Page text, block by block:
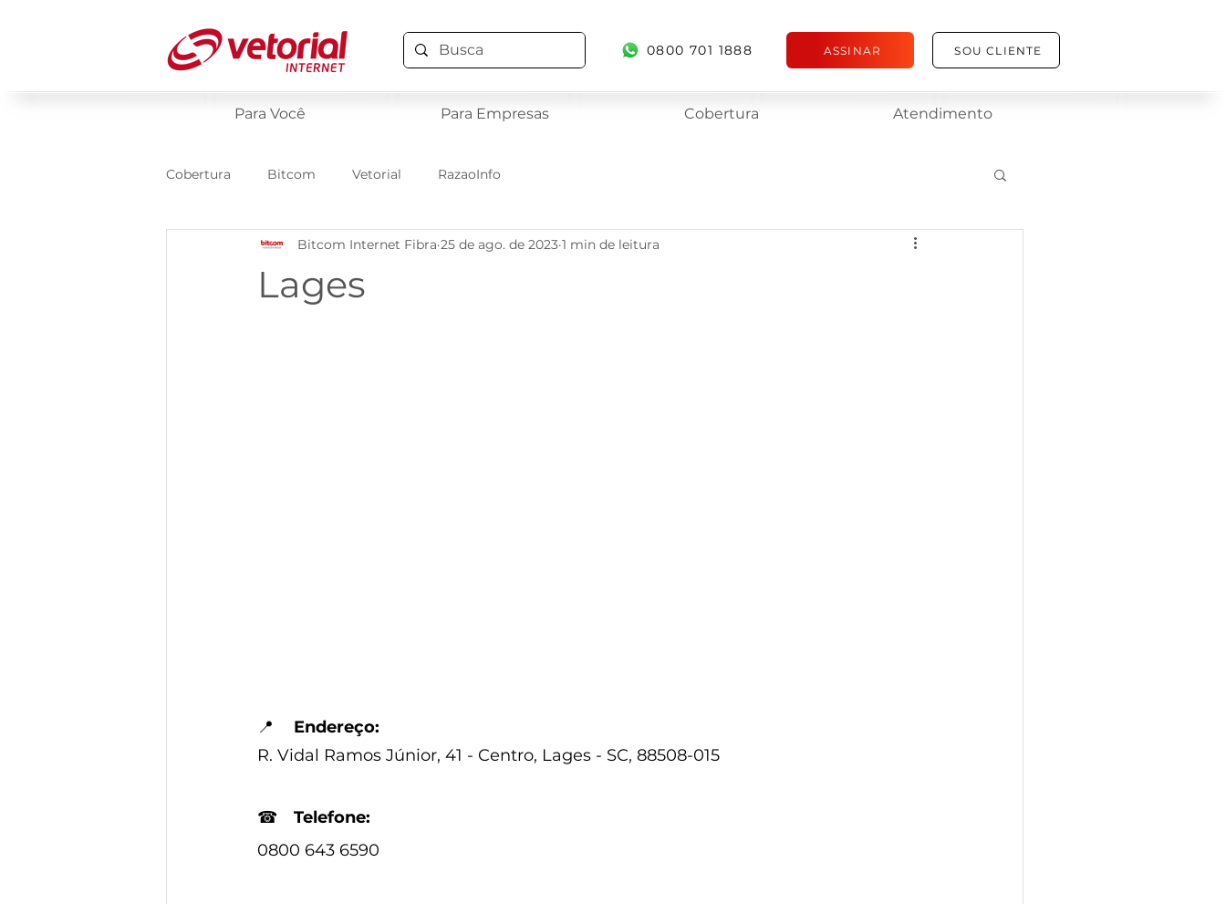
0800 701 1888 ASSINAR SOU CLIENTE
Para Você Para Empresas Cobertura Atendimento
Cobertura Bitcom Vetorial RazaoInfo
Lages
Bitcom Internet Fibra 25 de ago. de 2023 1 min de leitura
📍
Endereço:
R. Vidal Ramos Júnior, 41 - Centro, Lages - SC, 88508-015
☎
Telefone:
0800 643 6590